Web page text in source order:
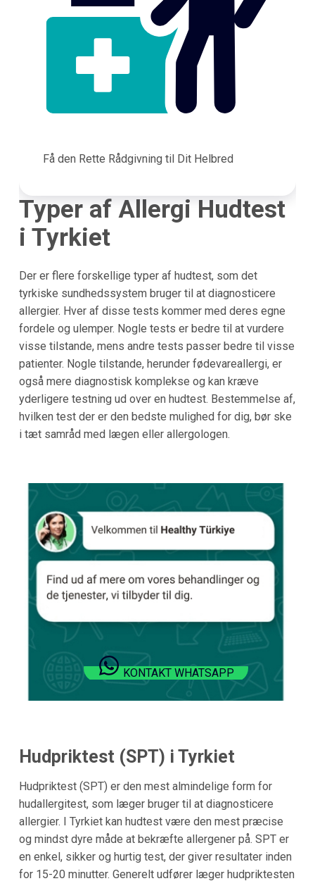
Få den Rette Rådgivning til Dit Helbred
Typer af Allergi Hudtest
i Tyrkiet
Der er flere forskellige typer af hudtest, som det
tyrkiske sundhedssystem bruger til at diagnosticere
allergier. Hver af disse tests kommer med deres egne
fordele og ulemper. Nogle tests er bedre til at vurdere
visse tilstande, mens andre tests passer bedre til visse
patienter. Nogle tilstande, herunder fødevareallergi, er
også mere diagnostisk komplekse og kan kræve
yderligere testning ud over en hudtest. Bestemmelse af,
hvilken test der er den bedste mulighed for dig, bør ske
i tæt samråd med lægen eller allergologen.
KONTAKT WHATSAPP
Hudpriktest (SPT) i Tyrkiet
Hudpriktest (SPT) er den mest almindelige form for
hudallergitest, som læger bruger til at diagnosticere
allergier. I Tyrkiet kan hudtest være den mest præcise
og mindst dyre måde at bekræfte allergener på. SPT er
en enkel, sikker og hurtig test, der giver resultater inden
for 15-20 minutter. Generelt udfører læger hudpriktesten